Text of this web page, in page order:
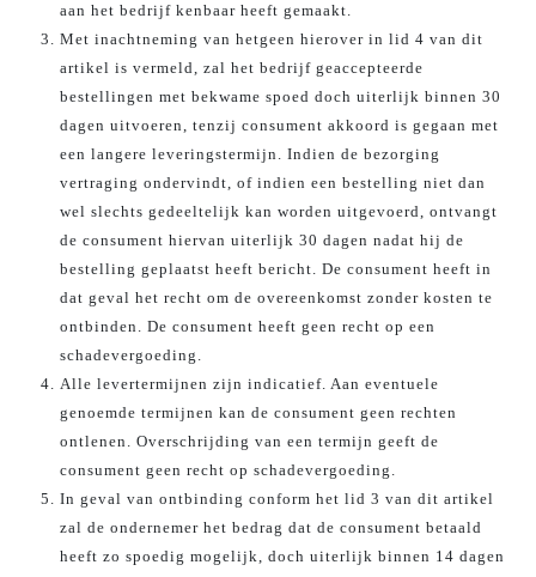
aan het bedrijf kenbaar heeft gemaakt.
Met inachtneming van hetgeen hierover in lid 4 van dit
artikel is vermeld, zal het bedrijf geaccepteerde
bestellingen met bekwame spoed doch uiterlijk binnen 30
dagen uitvoeren, tenzij consument akkoord is gegaan met
een langere leveringstermijn. Indien de bezorging
vertraging ondervindt, of indien een bestelling niet dan
wel slechts gedeeltelijk kan worden uitgevoerd, ontvangt
de consument hiervan uiterlijk 30 dagen nadat hij de
bestelling geplaatst heeft bericht. De consument heeft in
dat geval het recht om de overeenkomst zonder kosten te
ontbinden. De consument heeft geen recht op een
schadevergoeding.
Alle levertermijnen zijn indicatief. Aan eventuele
genoemde termijnen kan de consument geen rechten
ontlenen. Overschrijding van een termijn geeft de
consument geen recht op schadevergoeding.
In geval van ontbinding conform het lid 3 van dit artikel
zal de ondernemer het bedrag dat de consument betaald
heeft zo spoedig mogelijk, doch uiterlijk binnen 14 dagen